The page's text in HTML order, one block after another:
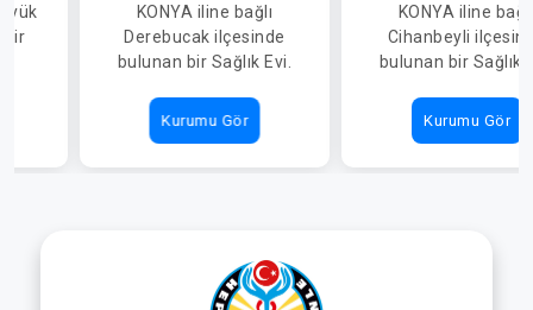
bir
ÇAMLIK SAĞLIK EVİ
KONYA iline bağlı
Derebucak ilçesinde
bulunan bir Sağlık Evi.
Kurumu Gör
KÜTÜKUŞAĞI
SAĞLIK EVİ
KONYA iline
Cihanbeyli
bulunan bir Sağlık
Kurumu Gör